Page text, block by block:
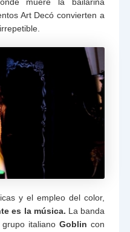
Art Decó convierten a
y el empleo del color,
es la música. La banda
italiano Goblin con